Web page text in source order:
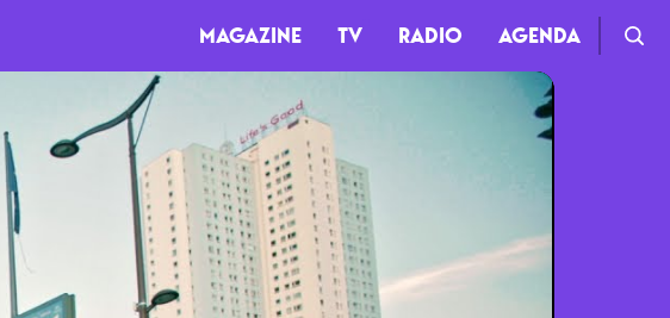
MAGAZINE TV RADIO AGENDA
RADIO
Playlists
Podcasts
Live